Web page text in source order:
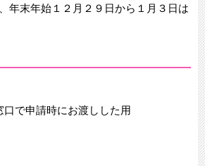
末年始１２月２９日から１月３日は
口で申請時にお渡しした用